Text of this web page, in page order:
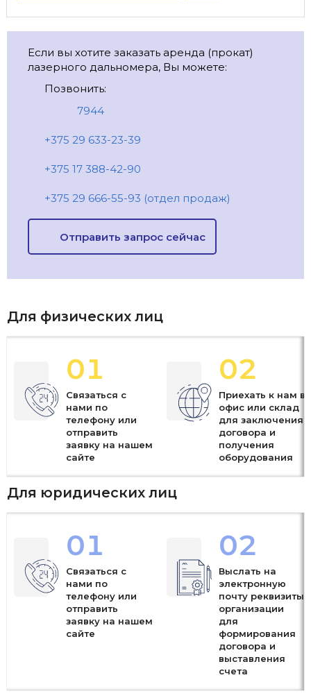
Если вы хотите заказать аренда (прокат)
лазерного дальномера, Вы можете:
Позвонить:
7944
+375 29 633-23-39
+375 17 388-42-90
+375 29 666-55-93 (отдел продаж)
Отправить запрос сейчас
Для физических лиц
01
Связаться с
нами по
телефону или
отправить
заявку на нашем
сайте
02
Приехать к нам в
офис или склад
для заключения
договора и
получения
оборудования
Для юридических лиц
01
Связаться с
нами по
телефону или
отправить
заявку на нашем
сайте
02
Выслать на
электронную
почту реквизиты
организации
для
формирования
договора и
выставления
счета